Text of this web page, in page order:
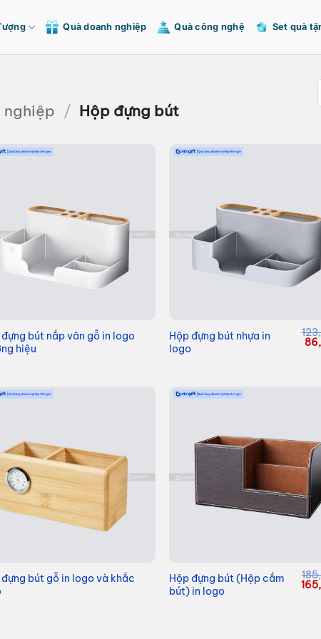
Quà doanh nghiệp Quà công nghệ Set quà
nghiệp / Hộp đựng bút
đựng bút nắp vân gỗ in logo
hiệu
Hộp đựng bút nhựa in
logo
Giá
gốc
đựng bút gỗ in logo và khắc
Hộp đựng bút (Hộp cắm
bút) in logo
Giá